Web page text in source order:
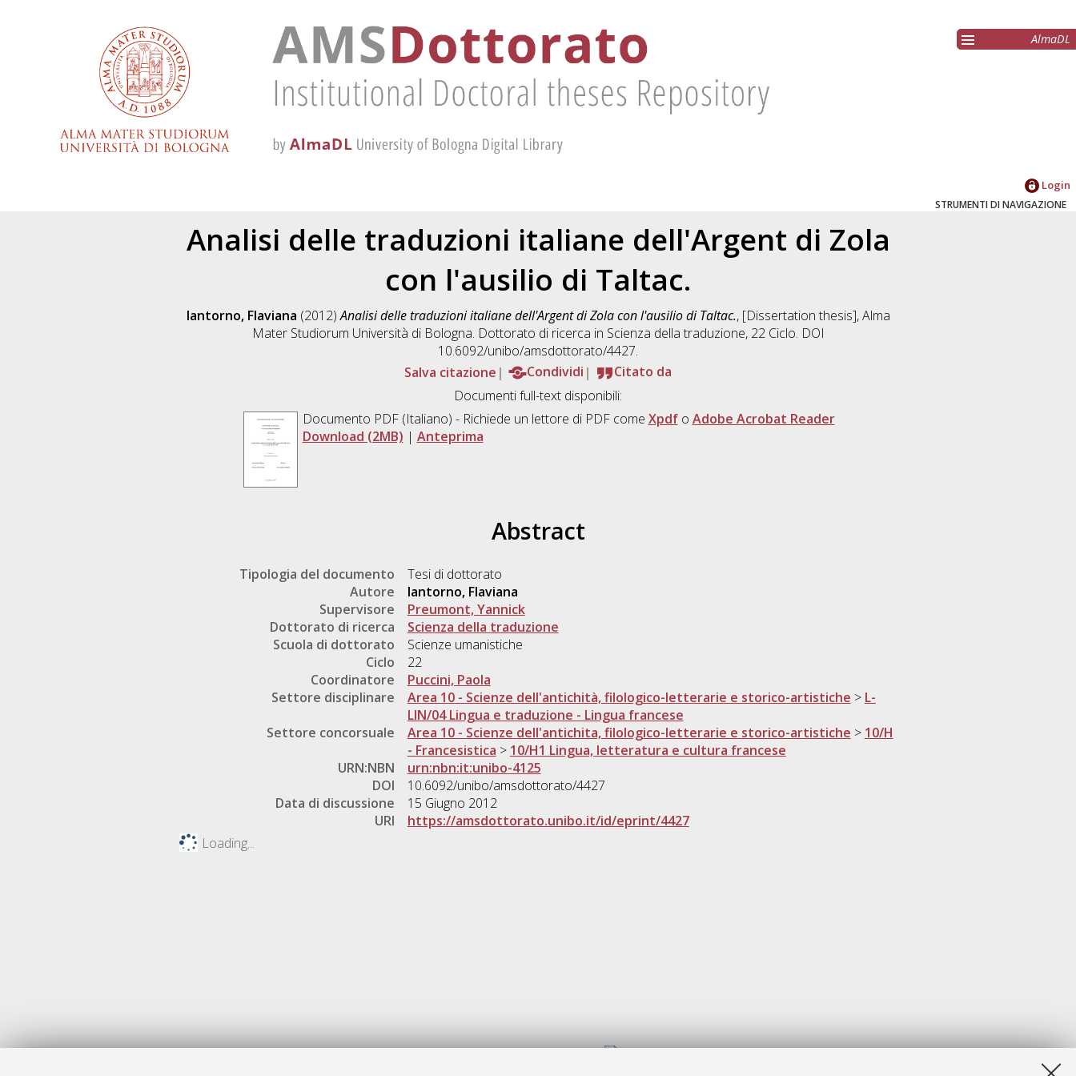
AlmaDL
Login
STRUMENTI DI NAVIGAZIONE
Analisi delle traduzioni italiane dell'Argent di Zola
con l'ausilio di Taltac.
Iantorno, Flaviana (2012)Analisi delle traduzioni italiane dell'Argent di Zola con l'ausilio di Taltac., [Dissertation thesis], Alma
Mater Studiorum Università di Bologna. Dottorato di ricerca in Scienza della traduzione, 22 Ciclo. DOI
10.6092/unibo/amsdottorato/4427.
Salva citazione
Condividi
Citato da
Documenti full-text disponibili:
Documento PDF(Italiano) - Richiede un lettore di PDF come Xpdfo Adobe Acrobat Reader
Download (2MB) | Anteprima
Abstract
Tipologia del documento
Tesi di dottorato
Autore
Iantorno, Flaviana
Supervisore
Preumont, Yannick
Dottorato di ricerca
Scienza della traduzione
Scuola di dottorato
Scienze umanistiche
Ciclo
22
Coordinatore
Puccini, Paola
Settore disciplinare
Area 10 - Scienze dell'antichità, filologico-letterarie e storico-artistiche > L-
LIN/04 Lingua e traduzione - Lingua francese
Settore concorsuale
Area 10 - Scienze dell'antichita, filologico-letterarie e storico-artistiche > 10/H
- Francesistica > 10/H1 Lingua, letteratura e cultura francese
URN:NBN
urn:nbn:it:unibo-4125
DOI
10.6092/unibo/amsdottorato/4427
Data di discussione
15 Giugno 2012
URI
https://amsdottorato.unibo.it/id/eprint/4427
Loading...